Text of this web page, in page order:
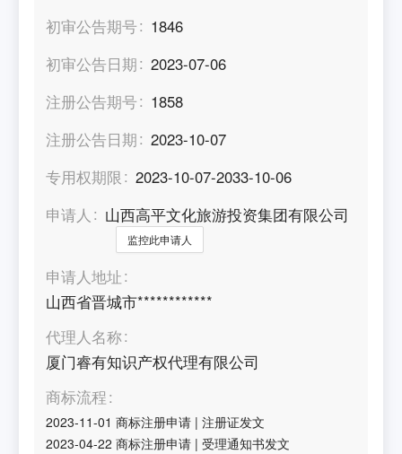
初审公告期号
1846
初审公告日期
2023-07-06
注册公告期号
1858
注册公告日期
2023-10-07
专用权期限
2023-10-07-2033-10-06
申请人
山西高平文化旅游投资集团有限公司
监控此申请人
申请人地址
山西省晋城市************
代理人名称
厦门睿有知识产权代理有限公司
商标流程
2023-11-01 商标注册申请 |注册证发文
2023-04-22 商标注册申请 |受理通知书发文